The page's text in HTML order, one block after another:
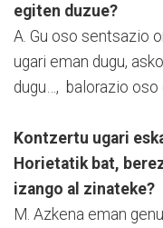
egiten duzue?
A. Gu oso sentsazio
ugari eman dugu,
dugu…, balorazio oso
Kontzertu ugari
Horietatik bat,
izango al zinateke?
M. Azkena eman